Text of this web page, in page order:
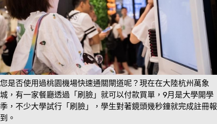
您是否使用過桃園機場快速通關閘道呢？現在在大陸杭州萬象
城，有一家餐廳透過「刷臉」就可以付款買單，9月是大學開學
季，不少大學試行「刷臉」，學生對著鏡頭幾秒鐘就完成註冊報
到。